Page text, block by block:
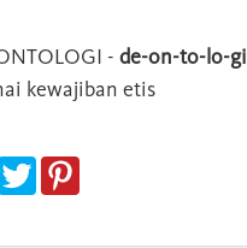
- de-on-to-lo-gi
kewajiban etis